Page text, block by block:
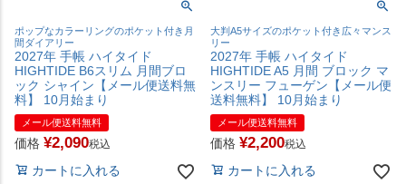
ポップなカラーリングのポケット付き月
間ダイアリー
2027年 手帳 ハイタイド
HIGHTIDE B6スリム 月間ブロ
ック シャイン【メール便送料無
料】 10月始まり
メール便送料無料
価格 ¥2,090税込
カートに入れる
大判A5サイズのポケット付き広々マンス
リー
2027年 手帳 ハイタイド
HIGHTIDE A5 月間 ブロック マ
ンスリー フューゲン【メール便
送料無料】 10月始まり
メール便送料無料
価格 ¥2,200税込
カートに入れる